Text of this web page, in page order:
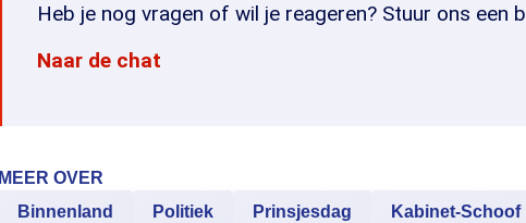
Heb je nog vragen of wil je reageren? Stuur ons een
Naar de chat
MEER OVER
Binnenland
Politiek Prinsjesdag Kabinet-Schoof